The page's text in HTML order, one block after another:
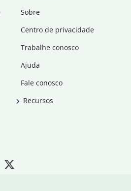
Sobre
Centro de privacidade
Trabalhe conosco
Ajuda
Fale conosco
Recursos